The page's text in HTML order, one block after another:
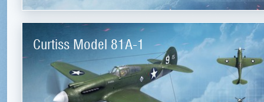
Curtiss Model 81A-1